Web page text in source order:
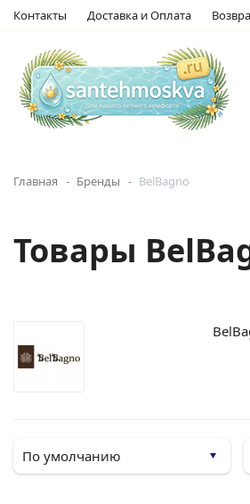
Контакты Доставка и Оплата
Главная Бренды BelBagno
Товары